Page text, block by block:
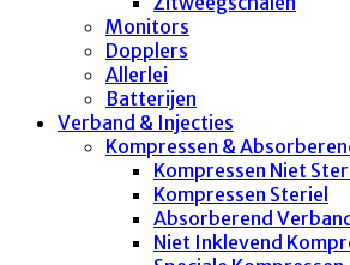
Monitors
Dopplers
Allerlei
Batterijen
Verband & Injecties
Kompressen &
Kompressen Niet
Kompressen Steriel
Absorberend
Niet Inklevend